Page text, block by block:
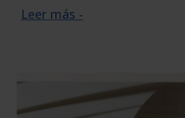
Leer más -